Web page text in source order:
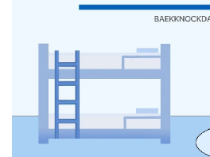
마감 이후에는 담당 교수님의 성적
통해 최종 확정된 학기 성적을 확
수 있습니다.성적이 확정된 이후에
있으므로, 앞서 진행되는 성적열
과목별 성적과 출석, 평가 점수가
미리 확인하시기 바랍니다. 성적
학교 학사 공지 또는 종합정보시스